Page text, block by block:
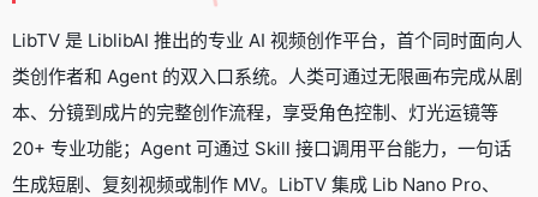
LibTV 是 LiblibAI 推出的专业 AI 视频创作平台，首个同时面向人
类创作者和 Agent 的双入口系统。人类可通过无限画布完成从剧
本、分镜到成片的完整创作流程，享受角色控制、灯光运镜等
20+ 专业功能；Agent 可通过 Skill 接口调用平台能力，一句话
生成短剧、复刻视频或制作 MV。LibTV 集成 Lib Nano Pro、